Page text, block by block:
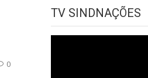
0
TV SINDNAÇÕES